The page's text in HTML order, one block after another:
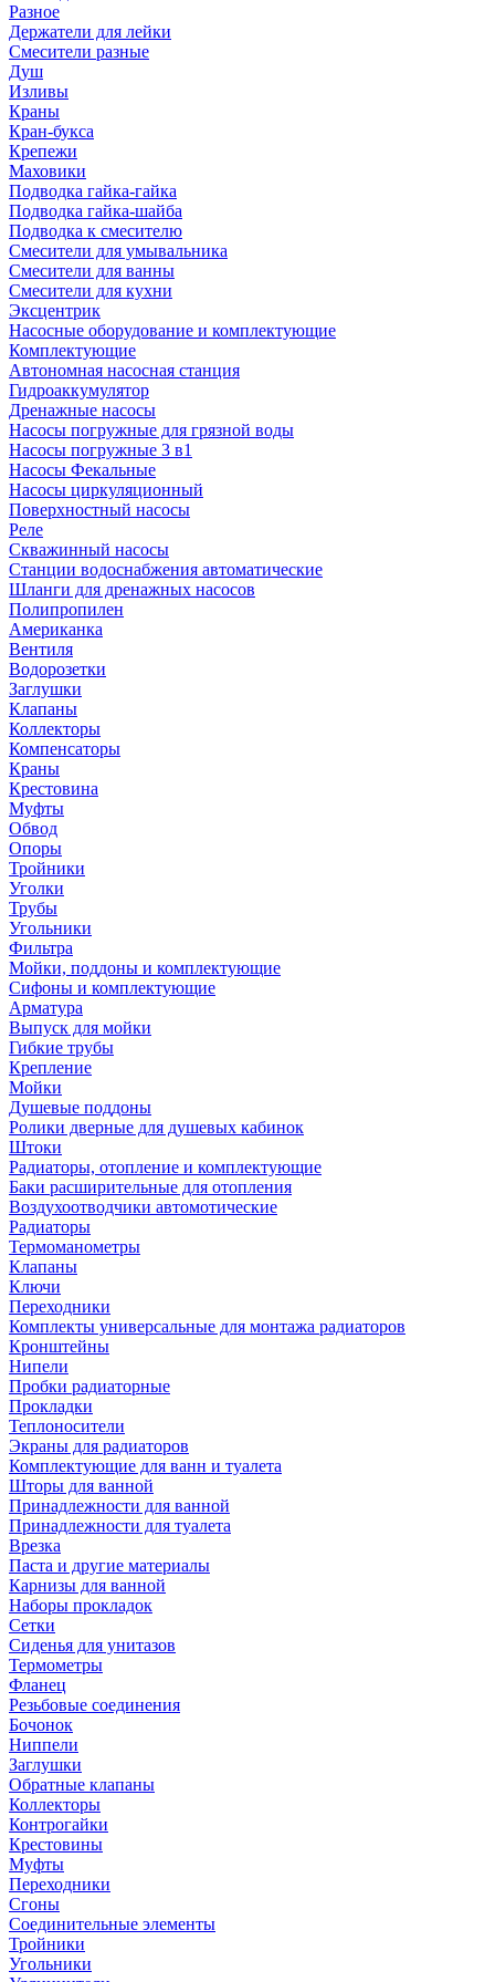
Разное
Держатели для лейки
Смесители разные
Душ
Изливы
Краны
Кран-букса
Крепежи
Маховики
Подводка гайка-гайка
Подводка гайка-шайба
Подводка к смесителю
Смесители для умывальника
Смесители для ванны
Смесители для кухни
Эксцентрик
Насосные оборудование и комплектующие
Комплектующие
Автономная насосная станция
Гидроаккумулятор
Дренажные насосы
Насосы погружные для грязной воды
Насосы погружные 3 в1
Насосы Фекальные
Насосы циркуляционный
Поверхностный насосы
Реле
Скважинный насосы
Станции водоснабжения автоматические
Шланги для дренажных насосов
Полипропилен
Американка
Вентиля
Водорозетки
Заглушки
Клапаны
Коллекторы
Компенсаторы
Краны
Крестовина
Муфты
Обвод
Опоры
Тройники
Уголки
Трубы
Угольники
Фильтра
Мойки, поддоны и комплектующие
Сифоны и комплектующие
Арматура
Выпуск для мойки
Гибкие трубы
Крепление
Мойки
Душевые поддоны
Ролики дверные для душевых кабинок
Штоки
Радиаторы, отопление и комплектующие
Баки расширительные для отопления
Воздухоотводчики автомотические
Радиаторы
Термоманометры
Клапаны
Ключи
Переходники
Комплекты универсальные для монтажа радиаторов
Кронштейны
Нипели
Пробки радиаторные
Прокладки
Теплоносители
Экраны для радиаторов
Комплектующие для ванн и туалета
Шторы для ванной
Принадлежности для ванной
Принадлежности для туалета
Врезка
Паста и другие материалы
Карнизы для ванной
Наборы прокладок
Сетки
Сиденья для унитазов
Термометры
Фланец
Резьбовые соединения
Бочонок
Ниппели
Заглушки
Обратные клапаны
Коллекторы
Контрогайки
Крестовины
Муфты
Переходники
Сгоны
Соединительные элементы
Тройники
Угольники